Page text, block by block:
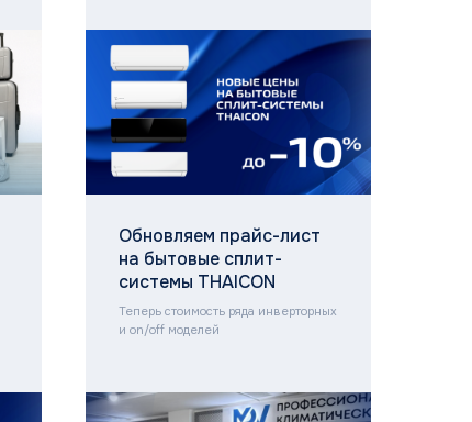
Обновляем прайс-лист
на бытовые сплит-
системы THAICON
Теперь стоимость ряда инверторных
и on/off моделей